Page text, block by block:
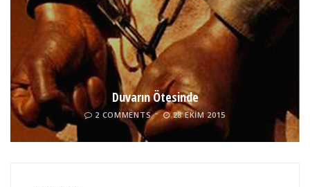
Duvarın Ötesinde
2 COMMENTS 28 EKIM 2015